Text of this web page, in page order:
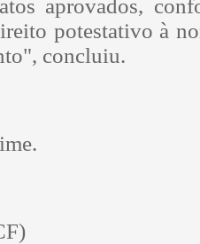
aprovados,
potestativo à
concluiu.